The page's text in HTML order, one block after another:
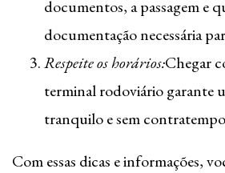
documentos, a passagem e
documentação necessária
Respeite os horários:Chegar
terminal rodoviário garante
tranquilo e sem
Com essas dicas e informações,